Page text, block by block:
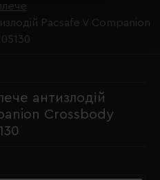
Pacsafe V Companion
антизлодій
Crossbody